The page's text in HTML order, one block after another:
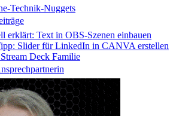
Technik-Nuggets
erklärt: Text in OBS-Szenen einbauen
Slider für LinkedIn in CANVA erstellen
Deck Familie